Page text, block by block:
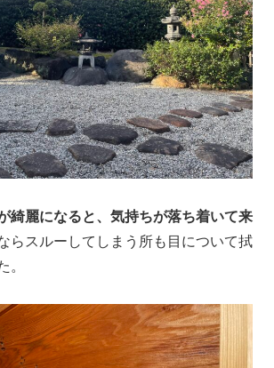
綺麗になると、気持ちが落ち着いて来
らスルーしてしまう所も目について拭
。